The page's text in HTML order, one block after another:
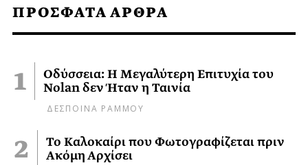
ΠΡΟΣΦΑΤΑ ΑΡΘΡΑ
Οδύσσεια: Η Μεγαλύτερη Επιτυχία του
Nolan δεν Ήταν η Ταινία
ΔΕΣΠΟΙΝΑ ΡΑΜΜΟΥ
Το Καλοκαίρι που Φωτογραφίζεται πριν
Ακόμη Αρχίσει